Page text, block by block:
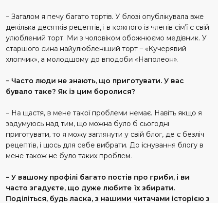
– Загалом я печу багато тортів. У блозі опублікувала вже
декілька десятків рецептів, і в кожного із членів сім’ї є свій
улюблений торт. Ми з чоловіком обожнюємо медівник. У
старшого сина найулюбленіший торт – «Кучерявий
хлопчик», а молодшому до вподоби «Наполеон».
– Часто люди не знають, що приготувати. У вас
бувало таке? Як із цим боролися?
– На щастя, в мене такої проблеми немає. Навіть якщо я
задумуюсь над тим, що можна було б сьогодні
приготувати, то я можу заглянути у свій блог, де є безліч
рецептів, і щось для себе вибрати. До існування блогу в
мене також не було таких проблем.
– У вашому профілі багато постів про гриби, і ви
часто згадуєте, що дуже любите їх збирати.
Поділіться, будь ласка, з нашими читачами історією з